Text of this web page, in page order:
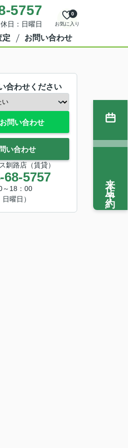
5757
日：日曜日 お気に入り
0
定 お問い合わせ
合わせください
問い合わせ
い合わせ
釧路店（賃貸）
68-5757
～18：00
日曜日）
来店予約